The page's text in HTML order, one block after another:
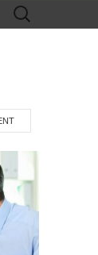
Rechercher :